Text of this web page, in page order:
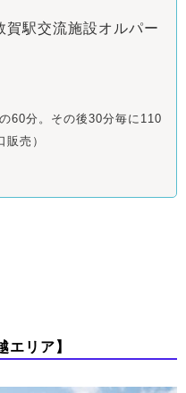
駅交流施設オルパー
の60分。その後30分毎に110
売）
エリア】